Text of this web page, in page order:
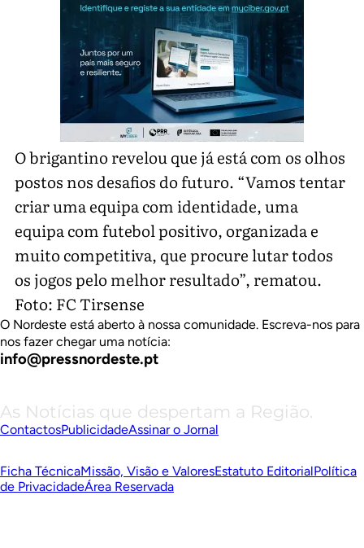
O brigantino revelou que já está com os olhos
postos nos desafios do futuro. “Vamos tentar
criar uma equipa com identidade, uma
equipa com futebol positivo, organizada e
muito competitiva, que procure lutar todos
os jogos pelo melhor resultado”, rematou.
Foto: FC Tirsense
O Nordeste está aberto à nossa comunidade. Escreva-nos para
nos fazer chegar uma notícia:
info@pressnordeste.pt
As Notícias que despertam a Região.
ContactosPublicidadeAssinar o Jornal
Ficha TécnicaMissão, Visão e ValoresEstatuto EditorialPolítica
de PrivacidadeÁrea Reservada